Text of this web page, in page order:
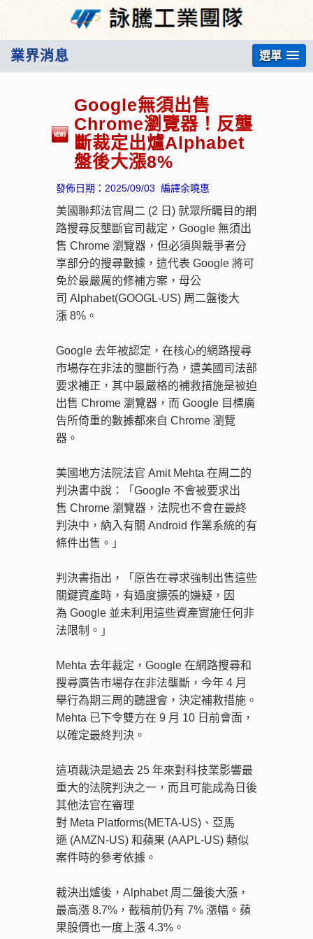
業界消息 選單
Google無須出售
Chrome瀏覽器！反壟
斷裁定出爐Alphabet
盤後大漲8%
發佈日期： 2025/09/03 編譯余曉惠
美國聯邦法官周二 (2 日) 就眾所矚目的網
路搜尋反壟斷官司裁定，Google 無須出
售 Chrome 瀏覽器，但必須與競爭者分
享部分的搜尋數據，這代表 Google 將可
免於最嚴厲的修補方案，母公
司 Alphabet(GOOGL-US) 周二盤後大
漲 8%。
Google 去年被認定，在核心的網路搜尋
市場存在非法的壟斷行為，遭美國司法部
要求補正，其中最嚴格的補救措施是被迫
出售 Chrome 瀏覽器，而 Google 目標廣
告所倚重的數據都來自 Chrome 瀏覽
器。
美國地方法院法官 Amit Mehta 在周二的
判決書中說：「Google 不會被要求出
售 Chrome 瀏覽器，法院也不會在最終
判決中，納入有關 Android 作業系統的有
條件出售。」
判決書指出，「原告在尋求強制出售這些
關鍵資產時，有過度擴張的嫌疑，因
為 Google 並未利用這些資產實施任何非
法限制。」
Mehta 去年裁定，Google 在網路搜尋和
搜尋廣告市場存在非法壟斷，今年 4 月
舉行為期三周的聽證會，決定補救措施。
Mehta 已下令雙方在 9 月 10 日前會面，
以確定最終判決。
這項裁決是過去 25 年來對科技業影響最
重大的法院判決之一，而且可能成為日後
其他法官在審理
對 Meta Platforms(META-US)、亞馬
遜 (AMZN-US) 和蘋果 (AAPL-US) 類似
案件時的參考依據。
裁決出爐後，Alphabet 周二盤後大漲，
最高漲 8.7%，截稿前仍有 7% 漲幅。蘋
果股價也一度上漲 4.3%。